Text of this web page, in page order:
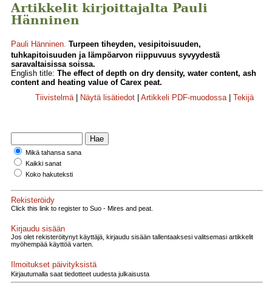
Artikkelit kirjoittajalta Pauli
Hänninen
Pauli Hänninen. Turpeen tiheyden, vesipitoisuuden,
tuhkapitoisuuden ja lämpöarvon riippuvuus syvyydestä
saravaltaisissa soissa.
English title: The effect of depth on dry density, water content, ash
content and heating value of Carex peat.
Tiivistelmä| Näytä lisätiedot Artikkeli PDF-muodossa| Tekijä
Mikä tahansa sana
Kaikki sanat
Koko hakuteksti
Rekisteröidy
Click this link to register to Suo - Mires and peat.
Kirjaudu sisään
Jos olet rekisteröitynyt käyttäjä, kirjaudu sisään tallentaaksesi valitsemasi artikkelit
myöhempää käyttöä varten.
Ilmoitukset päivityksistä
Kirjautumalla saat tiedotteet uudesta julkaisusta